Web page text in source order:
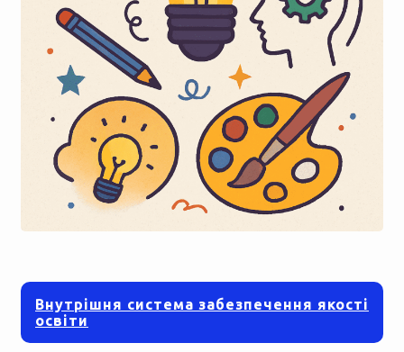
Внутрішня система забезпечення якості
освіти